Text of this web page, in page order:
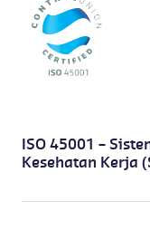
ISO 45001 –
Kesehatan Kerja